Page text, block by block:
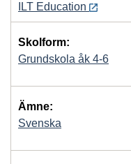
ILT Education
Skolform:
Grundskola åk 4-6
Ämne:
Svenska